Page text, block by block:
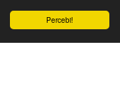
Percebi!